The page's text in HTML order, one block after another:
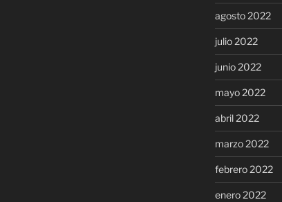
agosto 2022
julio 2022
junio 2022
mayo 2022
abril 2022
marzo 2022
febrero 2022
enero 2022